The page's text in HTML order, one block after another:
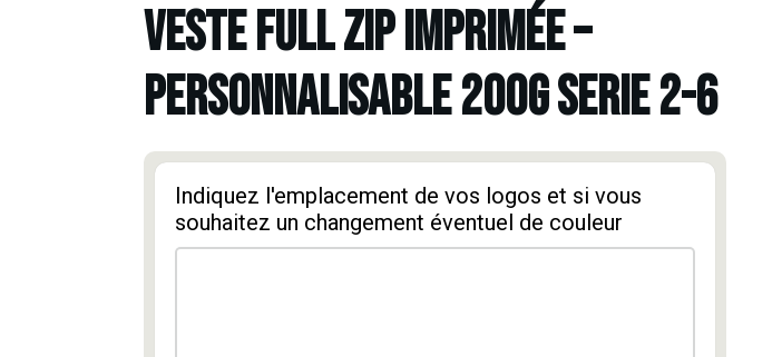
VESTE FULL ZIP IMPRIMÉE –
PERSONNALISABLE 200G SERIE 2-6
Indiquez l'emplacement de vos logos et si vous
souhaitez un changement éventuel de couleur